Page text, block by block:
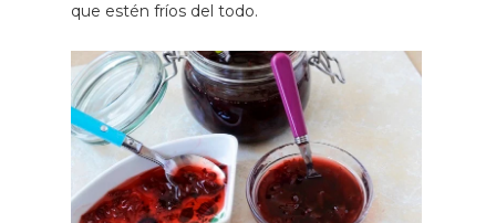
que estén fríos del todo.